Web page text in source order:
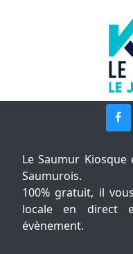
Le Saumur
Saumurois.
100% gratuit, il
locale en direct
évènement.